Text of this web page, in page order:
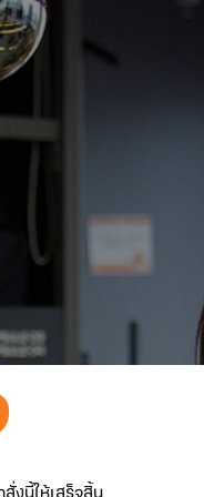
งนี้ให้เสร็จสิ้น